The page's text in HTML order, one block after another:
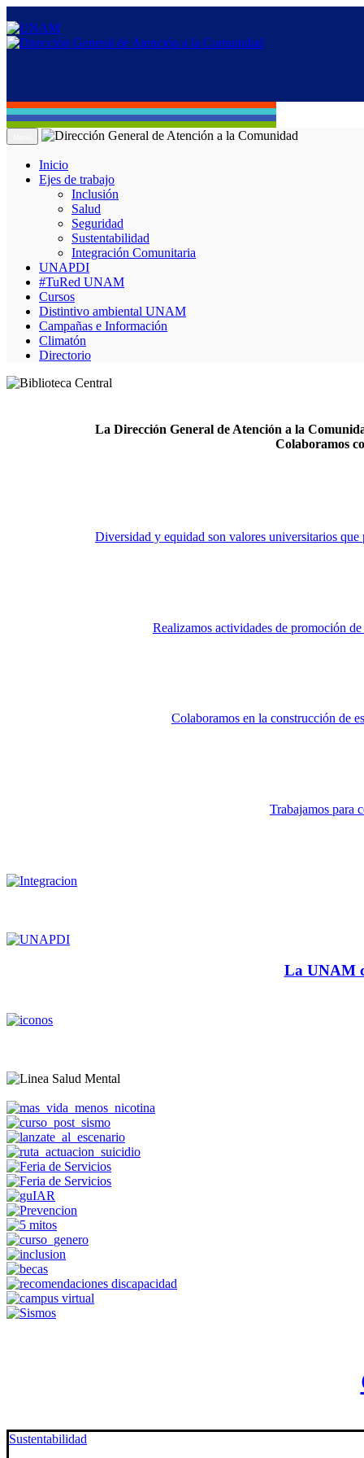
Inicio
Ejes de trabajo
Inclusión
Salud
Seguridad
Sustentabilidad
Integración Comunitaria
UNAPDI
#TuRed UNAM
Cursos
Distintivo ambiental UNAM
Campañas e Información
Climatón
Directorio
La Dirección General de Atención a la
Colaboramos
Diversidad y equidad son valores universitarios que
Realizamos actividades de promoción
Colaboramos en la construcción de
Trabajamos para
La UNAM
Sustentabilidad